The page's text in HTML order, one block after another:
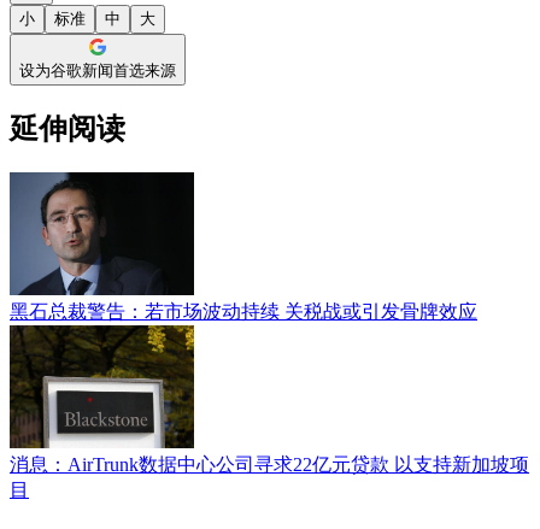
小 标准 中 大
设为谷歌新闻首选来源
延伸阅读
黑石总裁警告：若市场波动持续 关税战或引发骨牌效应
消息：AirTrunk数据中心公司寻求22亿元贷款 以支持新加坡项
目